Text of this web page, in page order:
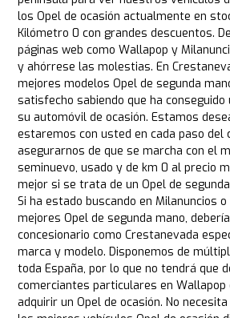
los Opel de ocasión actualmente en
Kilómetro 0 con grandes descuentos.
páginas web como Wallapop y
y ahórrese las molestias. En
mejores modelos Opel de segunda
satisfecho sabiendo que ha conseguido
su automóvil de ocasión. Estamos
estaremos con usted en cada paso del
asegurarnos de que se marcha con el
seminuevo, usado y de km 0 al precio
mejor si se trata de un Opel de
Si ha estado buscando en Milanuncios
mejores Opel de segunda mano,
concesionario como Crestanevada
marca y modelo. Disponemos de
toda España, por lo que no tendrá que
comerciantes particulares en Wallapop
adquirir un Opel de ocasión. No